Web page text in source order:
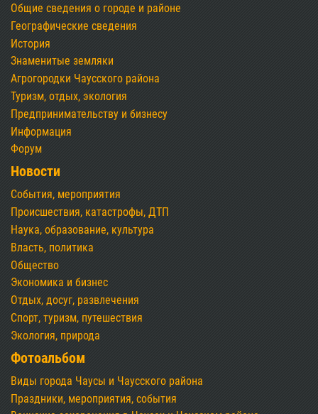
Общие сведения о городе и районе
Географические сведения
История
Знаменитые земляки
Агрогородки Чаусского района
Туризм, отдых, экология
Предпринимательству и бизнесу
Информация
Форум
Новости
События, мероприятия
Происшествия, катастрофы, ДТП
Наука, образование, культура
Власть, политика
Общество
Экономика и бизнес
Отдых, досуг, развлечения
Спорт, туризм, путешествия
Экология, природа
Фотоальбом
Виды города Чаусы и Чаусского района
Праздники, мероприятия, события